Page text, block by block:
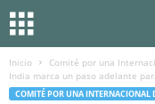
Inicio Comité por una
India marca un paso adelante
COMITÉ POR UNA INTERNACIONAL